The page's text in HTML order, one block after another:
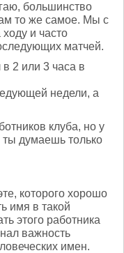
большинство
то же самое. Мы с
и часто
матчей.
2 или 3 часа в
недели, а
клуба, но у
ты думаешь только
которого хорошо
имя в такой
этого работника
важность
имен.